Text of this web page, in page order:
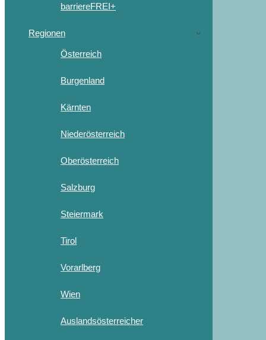
barriereFREI+
Regionen
Österreich
Burgenland
Kärnten
Niederösterreich
Oberösterreich
Salzburg
Steiermark
Tirol
Vorarlberg
Wien
Auslandsösterreicher